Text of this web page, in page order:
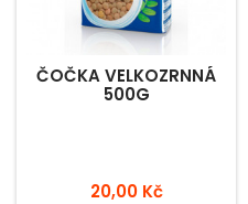
ČOČKA VELKOZRNNÁ
500G
Cena
20,00 Kč